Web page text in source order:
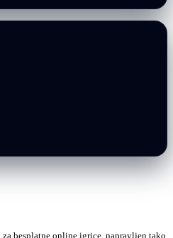
za besplatne online igrice, napravljen tako